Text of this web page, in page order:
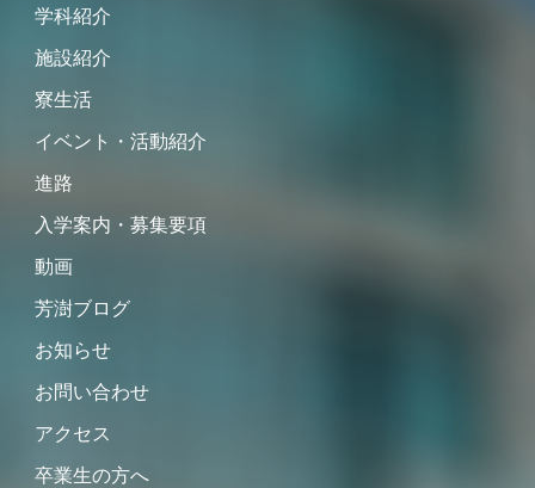
学科紹介
施設紹介
寮生活
イベント・活動紹介
進路
入学案内・募集要項
動画
芳澍ブログ
お知らせ
お問い合わせ
アクセス
卒業生の方へ